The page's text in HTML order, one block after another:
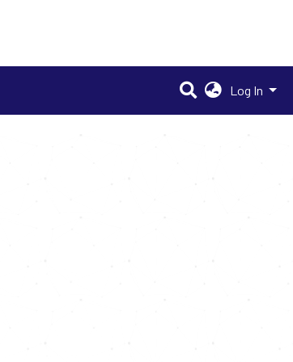
Log In